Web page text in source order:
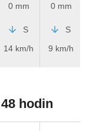
0 mm
S
14 km/h
0 mm
S
9 km/h
hodin